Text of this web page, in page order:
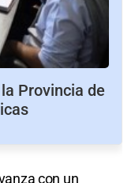
Provincia de
con un